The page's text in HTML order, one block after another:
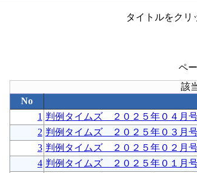
タイトルをクリ
ペ
該
No
1 判例タイムズ ２０２５年０４月
2 判例タイムズ ２０２５年０３月
3 判例タイムズ ２０２５年０２月
4 判例タイムズ ２０２５年０１月